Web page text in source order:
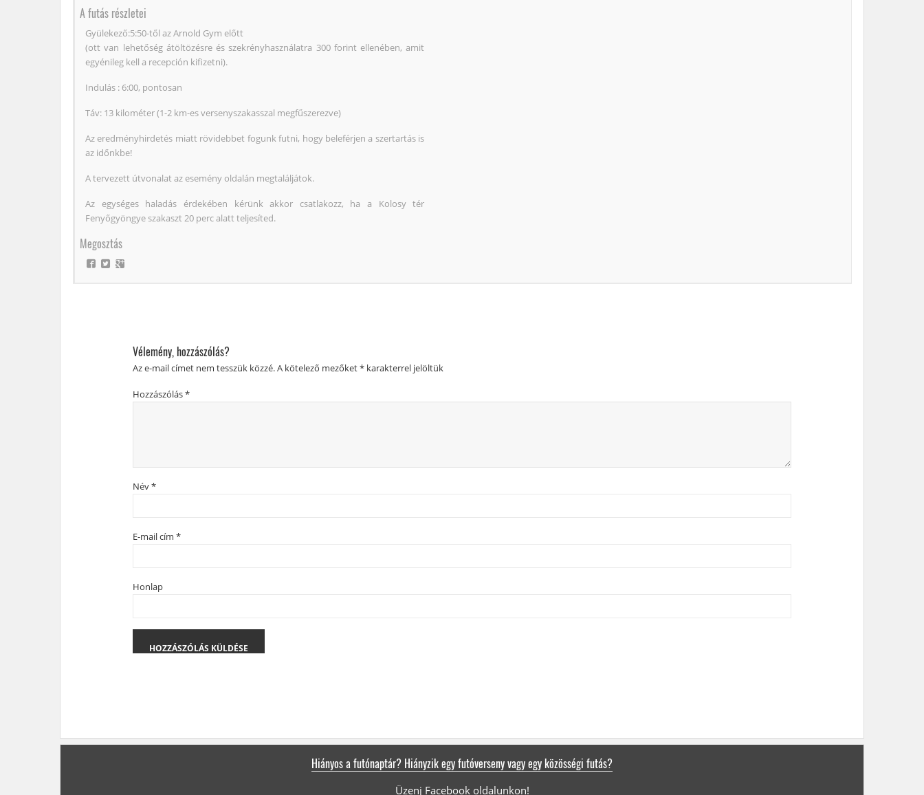
A futás részletei
Gyülekező:5:50-től az Arnold Gym előtt
(ott van lehetőség átöltözésre és szekrényhasználatra 300 forint ellenében, amit
egyénileg kell a recepción kifizetni).
Indulás : 6:00, pontosan
Táv: 13 kilométer (1-2 km-es versenyszakasszal megfűszerezve)
Az eredményhirdetés miatt rövidebbet fogunk futni, hogy beleférjen a szertartás is
az időnkbe!
A tervezett útvonalat az esemény oldalán megtaláljátok.
Az egységes haladás érdekében kérünk akkor csatlakozz, ha a Kolosy tér
Fenyőgyöngye szakaszt 20 perc alatt teljesíted.
Megosztás
Vélemény, hozzászólás?
Az e-mail címet nem tesszük közzé.A kötelező mezőket*karakterrel jelöltük
Hozzászólás*
Név*
E-mail cím *
Honlap
Hiányos a futónaptár? Hiányzik egy futóverseny vagy egy közösségi futás?
Üzenj Facebook oldalunkon!